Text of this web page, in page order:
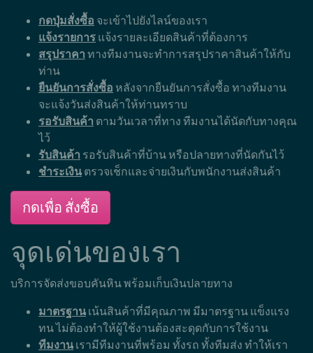
กดปุ่มสั่งซื้อ จะเข้าไปยังไลน์ของเรา
แจ้งรายการ แจ้งรายละเอียดสินค้าที่ต้องการ
สรุปราคา ทางทีมงานจะทำการสรุปราคาสินค้าให้กับ
ท่าน
ยืนยันการสั่งซื้อ หลังจากยืนยันการสั่งซื้อ ทางทีมงาน
จะแจ้งวันส่งสินค้าให้ท่านทราบ
รอรับสินค้า ตามวันเวลาที่ทาง ทีมงานได้นัดกับทางคุณ
ไว้
รับสินค้า รอรับสินค้าที่บ้าน หรือปลายทางที่นัดกันไว้
ชำระเงิน ตรวจเช็กและจ่ายเงินกับพนักงานส่งสินค้า
กดเพื่อ สั่งซื้อ
จุดเด่นของเรา
บริการจัดส่งขอบคันหิน พร้อมเก็บเงินปลายทาง
มาตรฐาน เน้นสินค้าที่มีคุณภาพ มีมาตรฐาน แข็งแรง
ทน ไม่ต้องทำให้ผู้ใช้งานต้องสะดุดกับการใช้งาน
ทีมงาน เรามีทีมงานที่พร้อม ทั้งรถ ทั้งทีมส่ง ทำให้เรา